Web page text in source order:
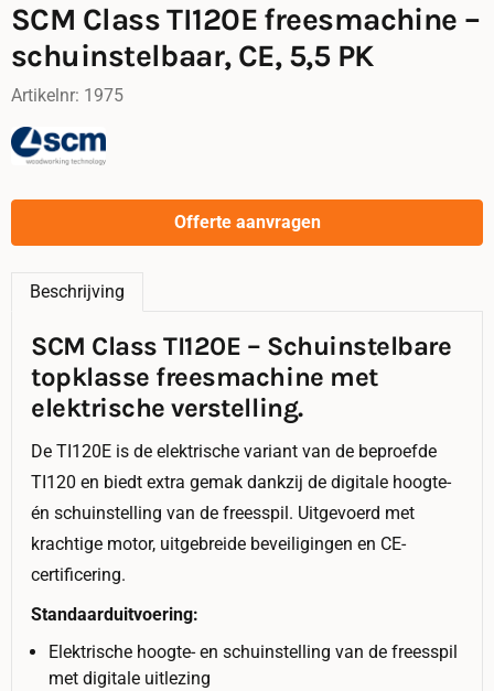
SCM Class TI120E freesmachine –
schuinstelbaar, CE, 5,5 PK
Artikelnr: 1975
Offerte aanvragen
Beschrijving
SCM Class TI120E – Schuinstelbare
topklasse freesmachine met
elektrische verstelling.
De TI120E is de elektrische variant van de beproefde
TI120 en biedt extra gemak dankzij de digitale hoogte-
én schuinstelling van de freesspil. Uitgevoerd met
krachtige motor, uitgebreide beveiligingen en CE-
certificering.
Standaarduitvoering:
Elektrische hoogte- en schuinstelling van de freesspil
met digitale uitlezing